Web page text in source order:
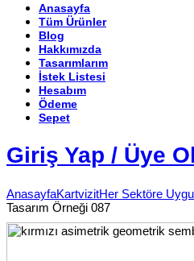
Anasayfa
Tüm Ürünler
Blog
Hakkımızda
Tasarımlarım
İstek Listesi
Hesabım
Ödeme
Sepet
Giriş Yap / Üye Ol
AnasayfaKartvizitHer Sektöre
Tasarım Örneği 087